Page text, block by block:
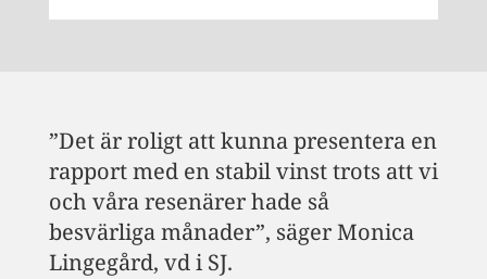
”Det är roligt att kunna presentera en
rapport med en stabil vinst trots att vi
och våra resenärer hade så
besvärliga månader”, säger Monica
Lingegård, vd i SJ.